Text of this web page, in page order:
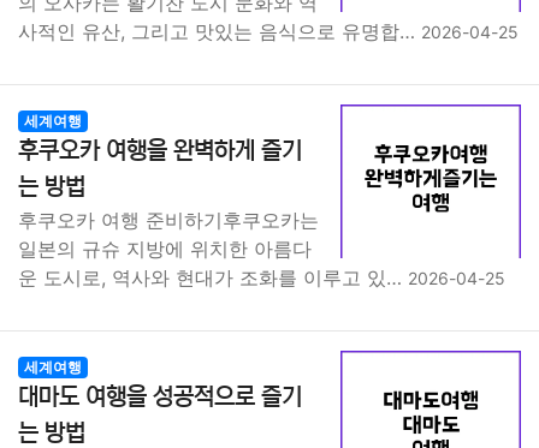
사적인 유산, 그리고 맛있는 음식으로 유명합… 2026-04-25
세계여행
후쿠오카 여행을 완벽하게 즐기
는 방법
후쿠오카 여행 준비하기후쿠오카는
일본의 규슈 지방에 위치한 아름다
운 도시로, 역사와 현대가 조화를 이루고 있… 2026-04-25
세계여행
대마도 여행을 성공적으로 즐기
는 방법